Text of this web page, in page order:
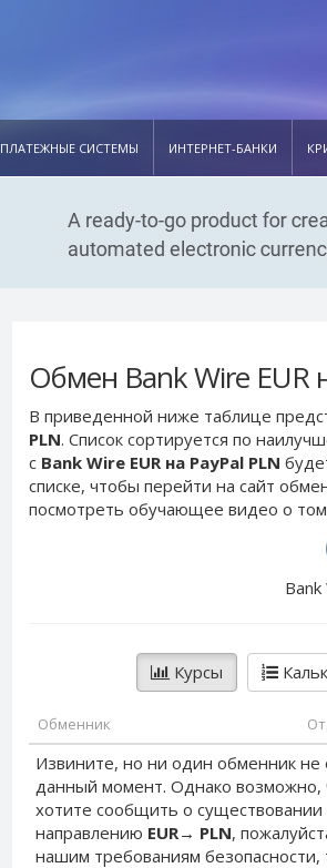
ПЛАТЕЖНЫЕ СИСТЕМЫ ИНТЕРНЕТ-БАНКИ
Обмен Bank Wire EUR
В приведенной ниже таблице
PLN. Список сортируется по
с Bank Wire EUR на PayPal PLN
списке, чтобы перейти на сайт
посмотреть обучающее видео о
Курсы
Обменник
Извините, но ни один обменник
данный момент. Однако возможно,
хотите сообщить о
направлению EUR→ PLN,
нашим требованиям